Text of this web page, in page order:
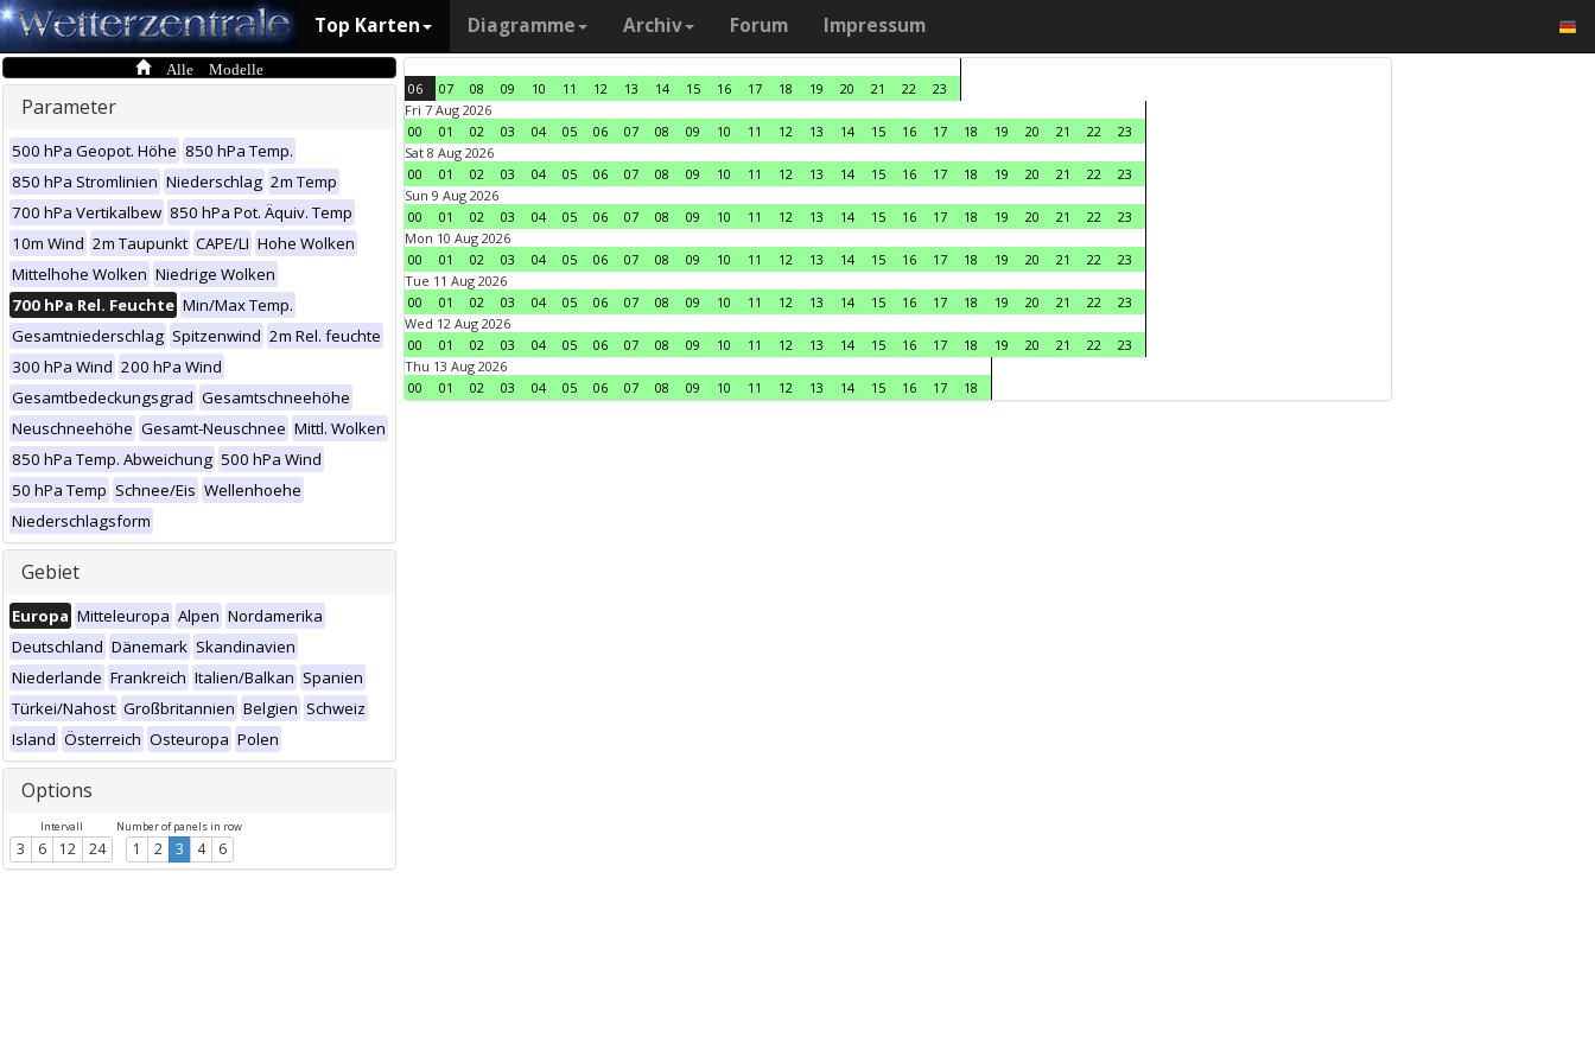
Top Karten Diagramme Archiv Forum Impressum
Alle Modelle
Parameter
500 hPa Geopot. Höhe 850 hPa Temp.
850 hPa Stromlinien Niederschlag 2m Temp
700 hPa Vertikalbew 850 hPa Pot. Äquiv. Temp
10m Wind 2m Taupunkt CAPE/LI Hohe Wolken
Mittelhohe Wolken Niedrige Wolken
700 hPa Rel. Feuchte Min/Max Temp.
Gesamtniederschlag Spitzenwind 2m Rel. feuchte
300 hPa Wind 200 hPa Wind
Gesamtbedeckungsgrad Gesamtschneehöhe
Neuschneehöhe Gesamt-Neuschnee Mittl. Wolken
850 hPa Temp. Abweichung 500 hPa Wind
50 hPa Temp Schnee/Eis Wellenhoehe
Niederschlagsform
Gebiet
Europa Mitteleuropa Alpen Nordamerika
Deutschland Dänemark Skandinavien
Niederlande Frankreich Italien/Balkan Spanien
Türkei/Nahost Großbritannien Belgien Schweiz
Island Österreich Osteuropa Polen
Options
Intervall
3 6 12 24
Number of panels in row
1 2 3 4 6
06 07 08 09 10 11 12 13 14 15 16 17 18 19 20 21 22
23
Fri 7 Aug 2026
00
01 02 03 04 05 06 07 08 09 10 11 12 13 14 15 16 17 18 19 20 21 22
23
Sat 8 Aug 2026
00
01 02 03 04 05 06 07 08 09 10 11 12 13 14 15 16 17 18 19 20 21 22
23
Sun 9 Aug 2026
00
01 02 03 04 05 06 07 08 09 10 11 12 13 14 15 16 17 18 19 20 21 22
23
Mon 10 Aug 2026
00
01 02 03 04 05 06 07 08 09 10 11 12 13 14 15 16 17 18 19 20 21 22
23
Tue 11 Aug 2026
00
01 02 03 04 05 06 07 08 09 10 11 12 13 14 15 16 17 18 19 20 21 22
23
Wed 12 Aug 2026
00
01 02 03 04 05 06 07 08 09 10 11 12 13 14 15 16 17 18 19 20 21 22
23
Thu 13 Aug 2026
00
01 02 03 04 05 06 07 08 09 10 11 12 13 14 15 16 17 18